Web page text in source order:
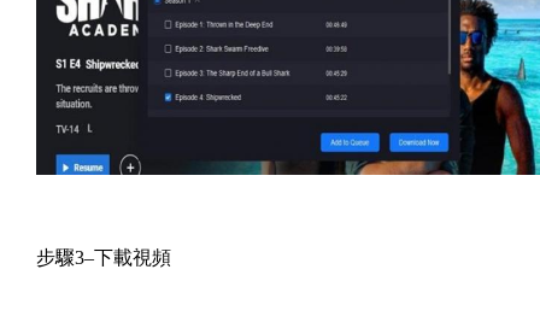
步驟3–下載視頻